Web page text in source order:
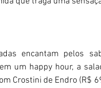
encantam pelos
um happy hour, a
Crostini de Endro (R$